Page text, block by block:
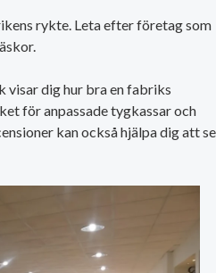
rykte. Leta efter företag som
visar dig hur bra en fabriks
för anpassade tygkassar och
kan också hjälpa dig att se